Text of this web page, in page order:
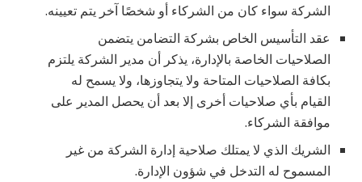
الشركة سواء كان من الشركاء أو شخصًا آخر يتم تعيينه.
عقد التأسيس الخاص بشركة التضامن يتضمن
الصلاحيات الخاصة بالإدارة، يذكر أن مدير الشركة يلتزم
بكافة الصلاحيات المتاحة ولا يتجاوزها، ولا يسمح له
القيام بأي صلاحيات أخرى إلا بعد أن يحصل المدير على
موافقة الشركاء.
الشريك الذي لا يمتلك صلاحية إدارة الشركة من غير
المسموح له التدخل في شؤون الإدارة.